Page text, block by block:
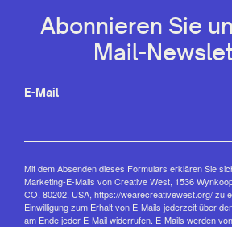
Abonnieren Sie
Mail-
E-Mail
Mit dem Absenden dieses Formulars erklären Sie
Marketing-E-Mails von Creative West, 1536
CO, 80202, USA, https://wearecreativewest.org/ zu
Einwilligung zum Erhalt von E-Mails jederzeit über
am Ende jeder E-Mail widerrufen. E-Mails werden